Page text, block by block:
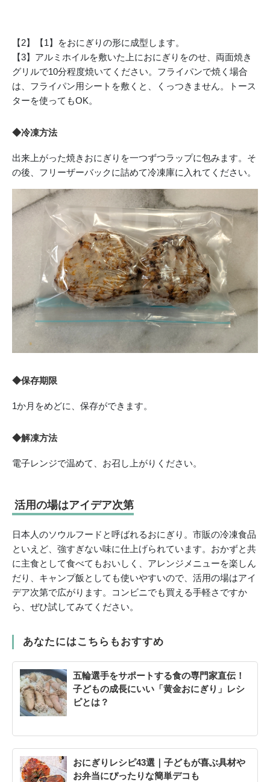
【2】【1】をおにぎりの形に成型します。
【3】アルミホイルを敷いた上におにぎりをのせ、両面焼き
グリルで10分程度焼いてください。フライパンで焼く場合
は、フライパン用シートを敷くと、くっつきません。トース
ターを使ってもOK。
◆冷凍方法
出来上がった焼きおにぎりを一つずつラップに包みます。そ
の後、フリーザーバックに詰めて冷凍庫に入れてください。
◆保存期限
1か月をめどに、保存ができます。
◆解凍方法
電子レンジで温めて、お召し上がりください。
活用の場はアイデア次第
日本人のソウルフードと呼ばれるおにぎり。市販の冷凍食品
といえど、強すぎない味に仕上げられています。おかずと共
に主食として食べてもおいしく、アレンジメニューを楽しん
だり、キャンプ飯としても使いやすいので、活用の場はアイ
デア次第で広がります。コンビニでも買える手軽さですか
ら、ぜひ試してみてください。
あなたにはこちらもおすすめ
五輪選手をサポートする食の専門家直伝！
子どもの成長にいい「黄金おにぎり」レシ
ピとは？
おにぎりレシピ43選｜子どもが喜ぶ具材や
お弁当にぴったりな簡単デコも